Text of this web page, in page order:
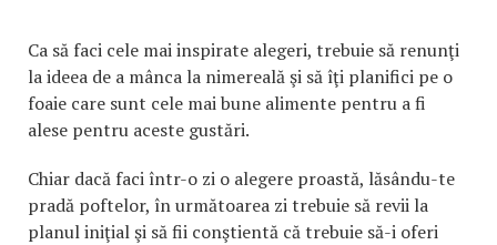
Ca să faci cele mai inspirate alegeri, trebuie să renunţi
la ideea de a mânca la nimereală şi să îţi planifici pe o
foaie care sunt cele mai bune alimente pentru a fi
alese pentru aceste gustări.
Chiar dacă faci într-o zi o alegere proastă, lăsându-te
pradă poftelor, în următoarea zi trebuie să revii la
planul iniţial şi să fii conştientă că trebuie să-i oferi